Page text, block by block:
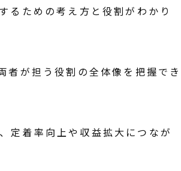
るための考え方と役割がわかり
者が担う役割の全体像を把握でき
定着率向上や収益拡大につなが